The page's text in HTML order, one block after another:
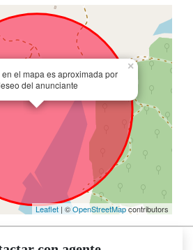
el mapa es aproximada por
del anunciante
×
Leaflet | ©OpenStreetMapcontributors